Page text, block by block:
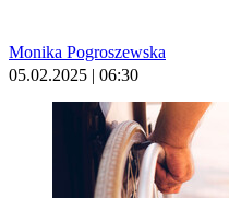
Monika Pogroszewska
05.02.2025 | 06:30